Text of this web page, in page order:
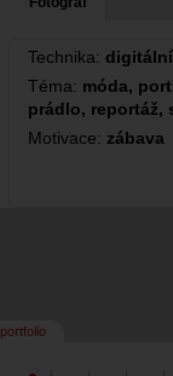
Technika: digitální
Téma: móda,
prádlo, reportáž,
Motivace: zábava
portfolio